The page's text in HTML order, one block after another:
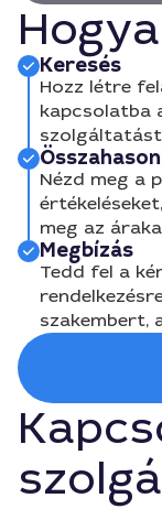
Keresés
Hozz létre
kapcsolatba
Nézd meg a
meg az
Megbízás
Tedd fel a
szakembert,